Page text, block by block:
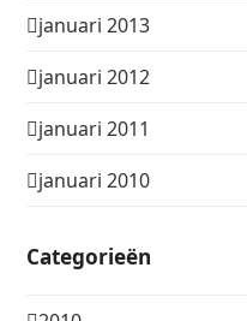
januari 2013
januari 2012
januari 2011
januari 2010
Categorieën